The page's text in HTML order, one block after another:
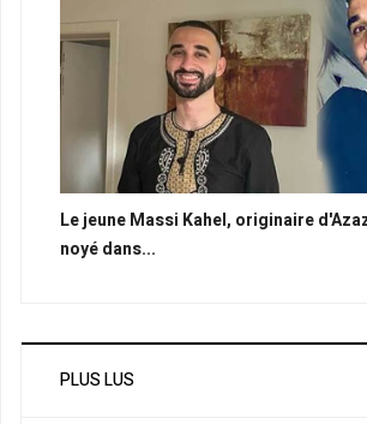
Le jeune Massi Kahel, originaire
noyé dans...
PLUS LUS